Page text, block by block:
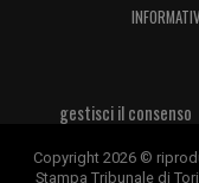
gestisci il consenso
Copyright 2026 ©
Stampa Tribunale di